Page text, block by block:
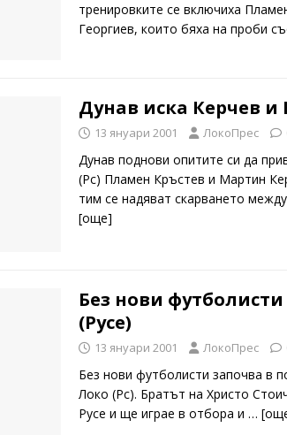
тренировките се включиха
Георгиев, които бяха на проби
Дунав иска Керчев и
13 януари 2001 ЛокоПрес
Дунав поднови опитите си да
(Рс) Пламен Кръстев и Мартин
тим се надяват скарването
[oще]
Без нови
(Русе)
13 януари 2001 ЛокоПрес
Без нови футболисти започва в
Локо (Рс). Братът на Христо
Русе и ще играе в отбора и …